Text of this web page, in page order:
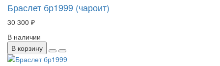
Браслет бр1999 (чароит)
30 300 ₽
В наличии
В корзину